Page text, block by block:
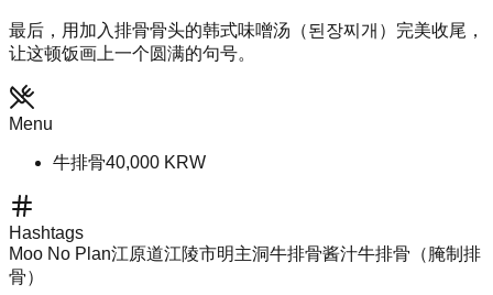
最后，用加入排骨骨头的韩式味噌汤（된장찌개）完美收尾，
让这顿饭画上一个圆满的句号。
Menu
牛排骨40,000 KRW
Hashtags
Moo No Plan江原道江陵市明主洞牛排骨酱汁牛排骨（腌制排
骨）